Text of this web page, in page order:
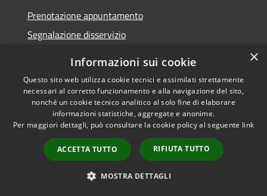
Prenotazione appuntamento
Segnalazione disservizio
Amministrazione trasparente
Segnalazione Whistleblowing
Informativa privacy
×
Informazioni sui cookie
Questo sito web utilizza cookie tecnici e assimilati strettamente
necessari al corretto funzionamento e alla navigazione del sito,
nonché un cookie tecnico analitico al solo fine di elaborare
informazioni statistiche, aggregate e anonime.
Per maggiori dettagli, può consultare la cookie policy al seguente link
ACCETTA TUTTO RIFIUTA TUTTO
MOSTRA DETTAGLI